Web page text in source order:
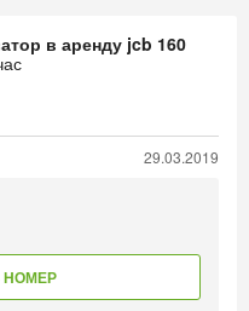
в аренду jcb 160
29.03.2019
НОМЕР